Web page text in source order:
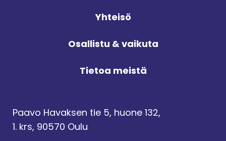
Yhteisö
Osallistu & vaikuta
Tietoa meistä
Paavo Havaksen tie 5, huone 132,
1. krs, 90570 Oulu